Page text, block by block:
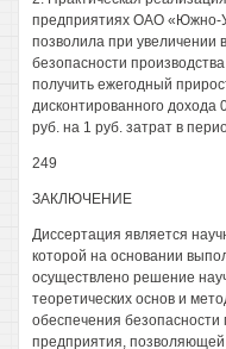
предприятиях ОАО «Южно-
позволила при увеличении
безопасности
получить ежегодный
дисконтированного дохода
руб. на 1 руб. затрат в
249
ЗАКЛЮЧЕНИЕ
Диссертация является
которой на основании
осуществлено решение
теоретических основ и
обеспечения
предприятия, позволяющей